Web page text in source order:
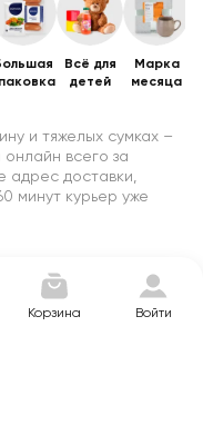
Всё для
детей
Марка
месяца
и тяжелых сумках –
онлайн всего за
адрес доставки,
минут курьер уже
– это не мода, а
Корзина Войти